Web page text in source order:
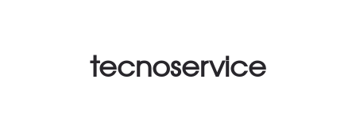
tecnoservice